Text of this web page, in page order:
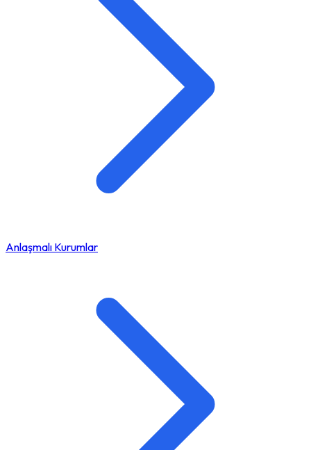
Anlaşmalı Kurumlar